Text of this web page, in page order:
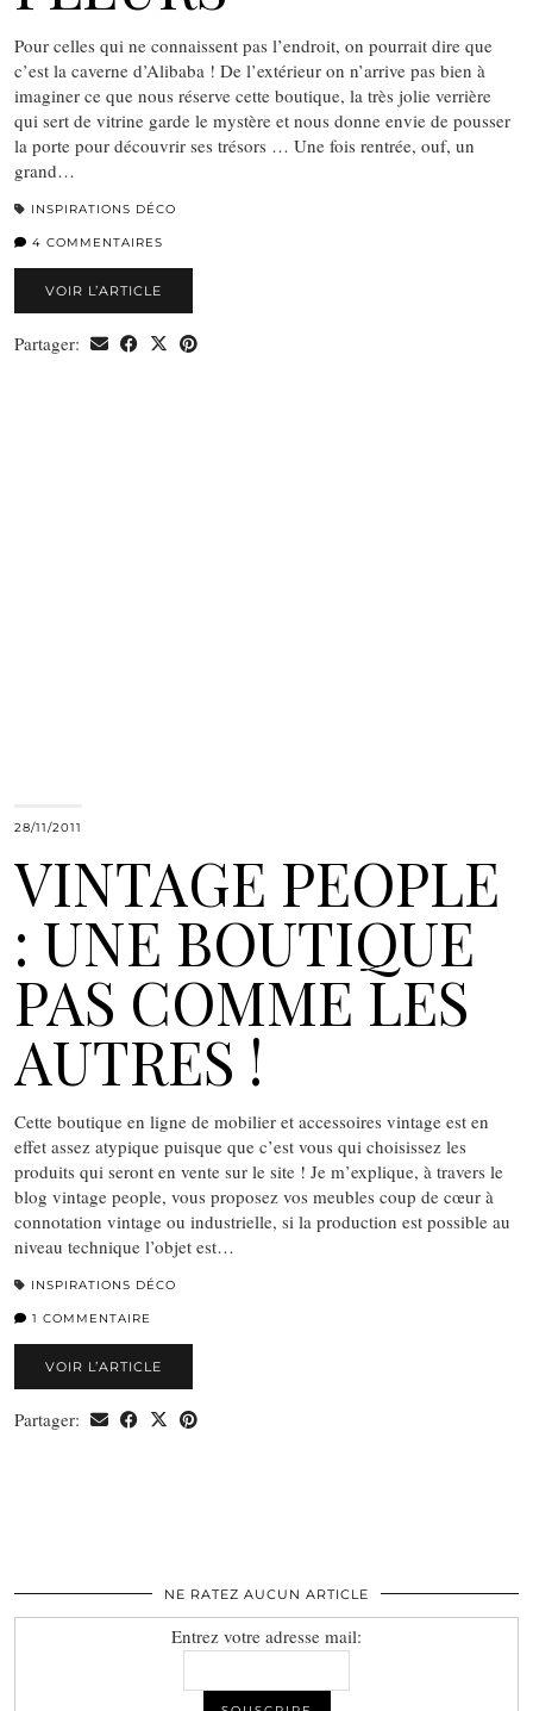
Pour celles qui ne connaissent pas l’endroit, on pourrait dire que
c’est la caverne d’Alibaba ! De l’extérieur on n’arrive pas bien à
imaginer ce que nous réserve cette boutique, la très jolie verrière
qui sert de vitrine garde le mystère et nous donne envie de pousser
la porte pour découvrir ses trésors … Une fois rentrée, ouf, un
grand…
INSPIRATIONS DÉCO
4 COMMENTAIRES
VOIR L’ARTICLE
Partager:
28/11/2011
VINTAGE PEOPLE
: UNE BOUTIQUE
PAS COMME LES
AUTRES !
Cette boutique en ligne de mobilier et accessoires vintage est en
effet assez atypique puisque que c’est vous qui choisissez les
produits qui seront en vente sur le site ! Je m’explique, à travers le
blog vintage people, vous proposez vos meubles coup de cœur à
connotation vintage ou industrielle, si la production est possible au
niveau technique l’objet est…
INSPIRATIONS DÉCO
1 COMMENTAIRE
VOIR L’ARTICLE
Partager:
NE RATEZ AUCUN ARTICLE
Entrez votre adresse mail: